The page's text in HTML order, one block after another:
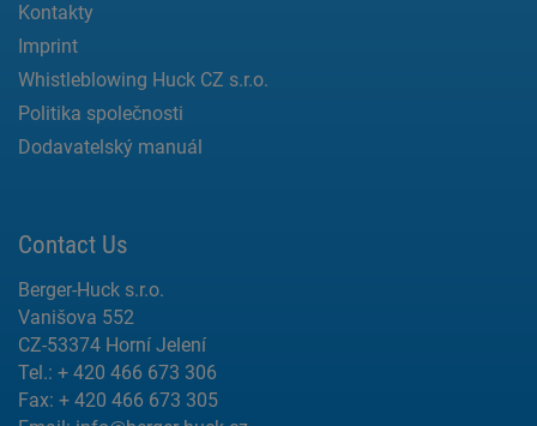
Kontakty
Imprint
Whistleblowing Huck CZ s.r.o.
Politika společnosti
Dodavatelský manuál
Contact Us
Berger-Huck s.r.o.
Vanišova 552
CZ-53374 Horní Jelení
Tel.: + 420 466 673 306
Fax: + 420 466 673 305